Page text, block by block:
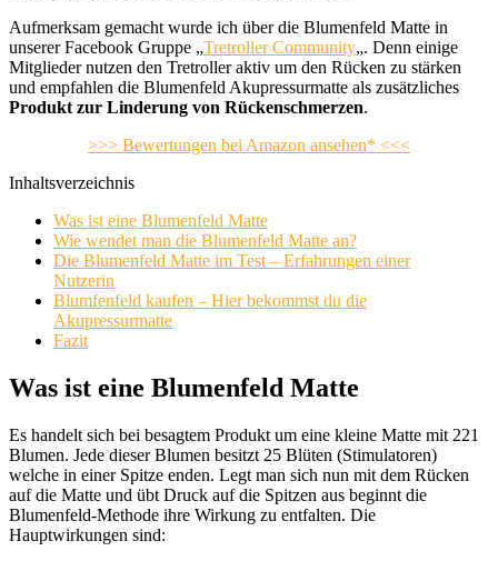
Aufmerksam gemacht wurde ich über die Blumenfeld Matte in
unserer Facebook Gruppe „Tretroller Community„. Denn einige
Mitglieder nutzen den Tretroller aktiv um den Rücken zu stärken
und empfahlen die Blumenfeld Akupressurmatte als zusätzliches
Produkt zur Linderung von Rückenschmerzen.
>>> Bewertungen bei Amazon ansehen* <<<
Inhaltsverzeichnis
Was ist eine Blumenfeld Matte
Wie wendet man die Blumenfeld Matte an?
Die Blumenfeld Matte im Test – Erfahrungen einer
Nutzerin
Blumfenfeld kaufen – Hier bekommst du die
Akupressurmatte
Fazit
Was ist eine Blumenfeld Matte
Es handelt sich bei besagtem Produkt um eine kleine Matte mit 221
Blumen. Jede dieser Blumen besitzt 25 Blüten (Stimulatoren)
welche in einer Spitze enden. Legt man sich nun mit dem Rücken
auf die Matte und übt Druck auf die Spitzen aus beginnt die
Blumenfeld-Methode ihre Wirkung zu entfalten. Die
Hauptwirkungen sind: